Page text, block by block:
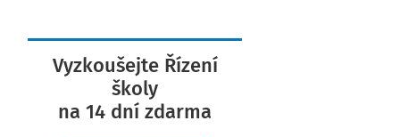
Vyzkoušejte Řízení
školy
na 14 dní zdarma